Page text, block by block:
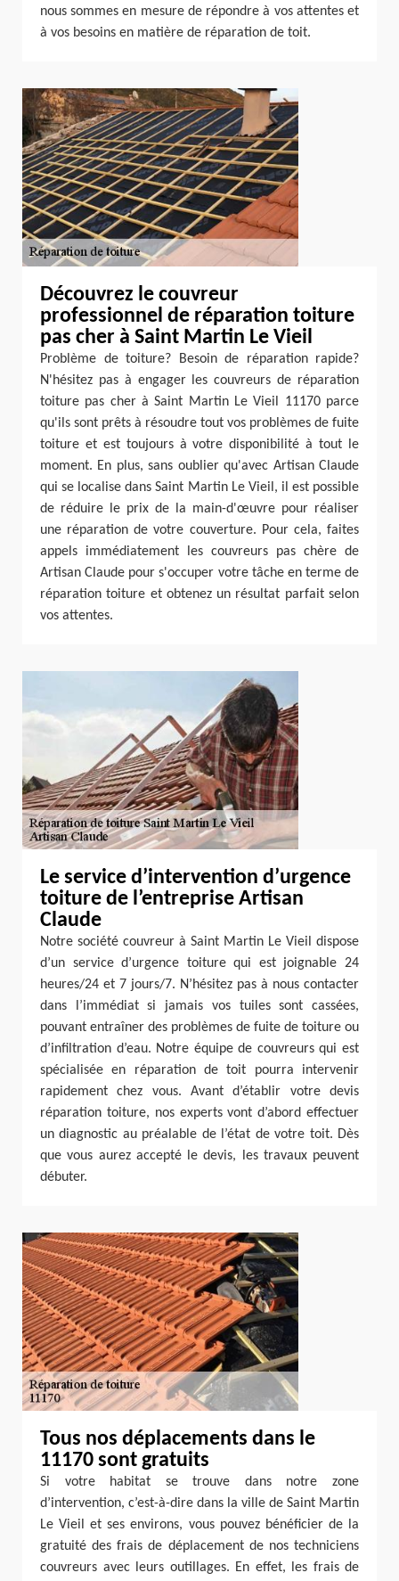
nous sommes en mesure de répondre à vos attentes et
à vos besoins en matière de réparation de toit.
Découvrez le couvreur
professionnel de réparation toiture
pas cher à Saint Martin Le Vieil
Problème de toiture? Besoin de réparation rapide?
N'hésitez pas à engager les couvreurs de réparation
toiture pas cher à Saint Martin Le Vieil 11170 parce
qu'ils sont prêts à résoudre tout vos problèmes de fuite
toiture et est toujours à votre disponibilité à tout le
moment. En plus, sans oublier qu'avec Artisan Claude
qui se localise dans Saint Martin Le Vieil, il est possible
de réduire le prix de la main-d'œuvre pour réaliser
une réparation de votre couverture. Pour cela, faites
appels immédiatement les couvreurs pas chère de
Artisan Claude pour s'occuper votre tâche en terme de
réparation toiture et obtenez un résultat parfait selon
vos attentes.
Le service d’intervention d’urgence
toiture de l’entreprise Artisan
Claude
Notre société couvreur à Saint Martin Le Vieil dispose
d’un service d’urgence toiture qui est joignable 24
heures/24 et 7 jours/7. N’hésitez pas à nous contacter
dans l’immédiat si jamais vos tuiles sont cassées,
pouvant entraîner des problèmes de fuite de toiture ou
d’infiltration d’eau. Notre équipe de couvreurs qui est
spécialisée en réparation de toit pourra intervenir
rapidement chez vous. Avant d’établir votre devis
réparation toiture, nos experts vont d’abord effectuer
un diagnostic au préalable de l’état de votre toit. Dès
que vous aurez accepté le devis, les travaux peuvent
débuter.
Tous nos déplacements dans le
11170 sont gratuits
Si votre habitat se trouve dans notre zone
d’intervention, c’est-à-dire dans la ville de Saint Martin
Le Vieil et ses environs, vous pouvez bénéficier de la
gratuité des frais de déplacement de nos techniciens
couvreurs avec leurs outillages. En effet, les frais de